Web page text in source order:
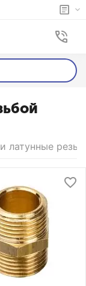
латунные